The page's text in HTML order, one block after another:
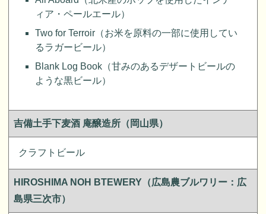
ィア・ペールエール）
Two for Terroir（お米を原料の一部に使用してい
るラガービール）
Blank Log Book（甘みのあるデザートビールの
ような黒ビール）
吉備土手下麦酒 庵醸造所（岡山県）
クラフトビール
HIROSHIMA NOH BTEWERY（広島農ブルワリー：広
島県三次市）